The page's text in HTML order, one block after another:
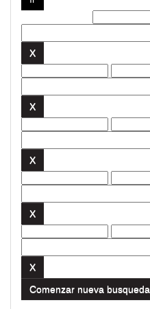
Comenzar nueva busqueda